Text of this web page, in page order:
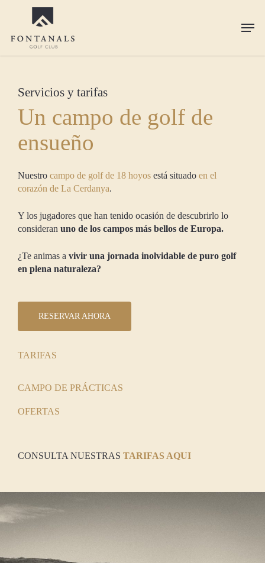
content
Menu
Servicios y tarifas
Un campo de golf de
ensueño
Nuestrocampo de golf de 18 hoyos está situadoen el
corazón de La Cerdanya.
Y los jugadores que han tenido ocasión de descubrirlo lo
consideranuno de los campos más bellos de Europa.
¿Te animas avivir una jornada inolvidable de puro golf
en plena naturaleza?
RESERVAR AHORA
TARIFAS
CAMPO DE PRÁCTICAS
OFERTAS
CONSULTA NUESTRASTARIFAS AQUI